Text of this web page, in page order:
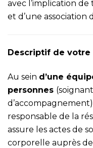
avec l’implication
et d’une association
Descriptif de votre
Au sein d’une
personnes
responsable de la
assure les actes de
corporelle auprès